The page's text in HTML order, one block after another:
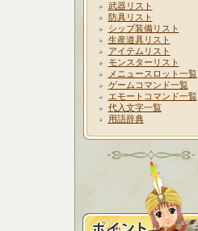
武器リスト
防具リスト
シップ装備リスト
生産道具リスト
アイテムリスト
モンスターリスト
メニュースロット一覧
ゲームコマンド一覧
エモートコマンド一覧
代入文字一覧
用語辞典